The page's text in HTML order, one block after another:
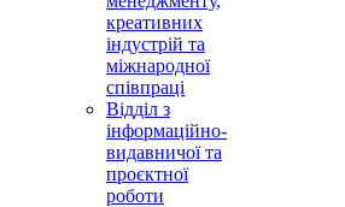
креативних
індустрій та
міжнародної
співпраці
Відділ з
інформаційно-
видавничої та
проєктної
роботи